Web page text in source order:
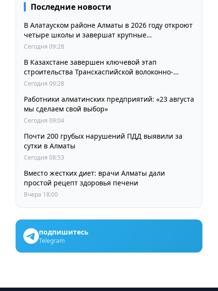
Последние новости
В Алатауском районе Алматы в 2026 году откроют
четыре школы и завершат крупные
инфраструктурные проекты
Сегодня 09:28
В Казахстане завершен ключевой этап
строительства Транскаспийской волоконно-
оптической линии связи
Сегодня 09:28
Работники алматинских предприятий: «23 августа
мы сделаем свой выбор»
Сегодня 09:04
Почти 200 грубых нарушений ПДД выявили за
сутки в Алматы
Сегодня 08:53
Вместо жестких диет: врачи Алматы дали
Вчера 18:00
подпишитесь
Telegram